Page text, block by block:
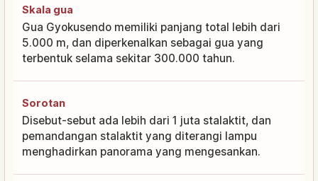
Skala gua
Gua Gyokusendo memiliki panjang total lebih dari
5.000 m, dan diperkenalkan sebagai gua yang
terbentuk selama sekitar 300.000 tahun.
Sorotan
Disebut-sebut ada lebih dari 1 juta stalaktit, dan
pemandangan stalaktit yang diterangi lampu
menghadirkan panorama yang mengesankan.